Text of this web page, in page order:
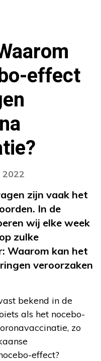
effect
2022
zijn vaak het
In de
wij elke week
zulke
Waarom kan het
veroorzaken
bekend in de
als het nocebo-
zo
effect?